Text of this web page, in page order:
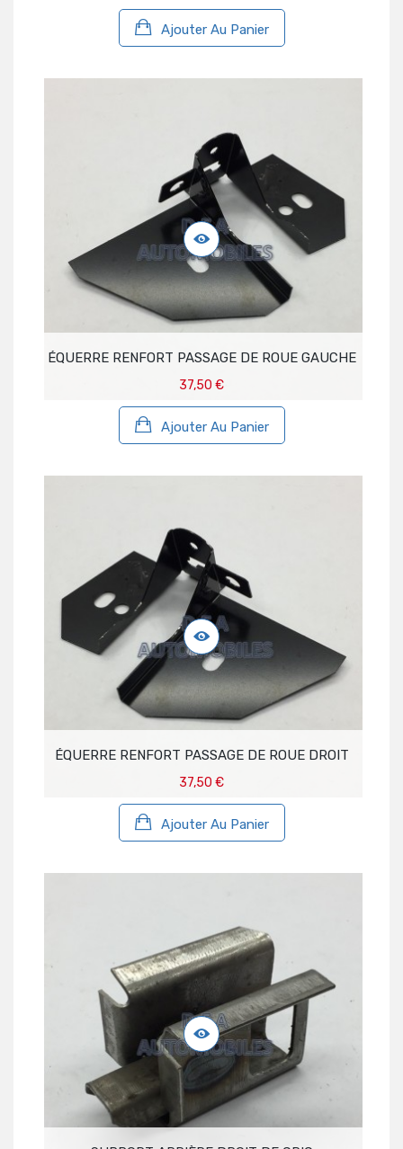
Ajouter Au Panier
ÉQUERRE RENFORT PASSAGE DE ROUE GAUCHE
37,50 €
Ajouter Au Panier
ÉQUERRE RENFORT PASSAGE DE ROUE DROIT
37,50 €
Ajouter Au Panier